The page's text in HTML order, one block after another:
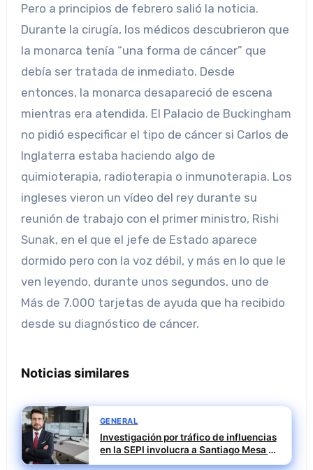
Pero a principios de febrero salió la noticia.
Durante la cirugía, los médicos descubrieron que
la monarca tenía “una forma de cáncer” que
debía ser tratada de inmediato. Desde
entonces, la monarca desapareció de escena
mientras era atendida. El Palacio de Buckingham
no pidió especificar el tipo de cáncer si Carlos de
Inglaterra estaba haciendo algo de
quimioterapia, radioterapia o inmunoterapia. Los
ingleses vieron un vídeo del rey durante su
reunión de trabajo con el primer ministro, Rishi
Sunak, en el que el jefe de Estado aparece
dormido pero con la voz débil, y más en lo que le
ven leyendo, durante unos segundos, uno de
Más de 7.000 tarjetas de ayuda que ha recibido
desde su diagnóstico de cáncer.
Noticias similares
GENERAL
Investigación por tráfico de influencias
en la SEPI involucra a Santiago Mesa y
otros directivos